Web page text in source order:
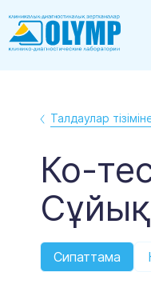
Талдаулар
Ко-
Сипаттама